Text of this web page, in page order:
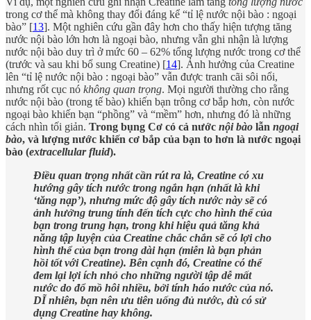
trong cơ thể mà không thay đổi đáng kể “tỉ lệ nước nội bào : ngoại
bào” [13]. Một nghiên cứu gần đây hơn cho thấy hiện tượng tăng
nước nội bào lớn hơn là ngoại bào, nhưng vẫn ghi nhận là lượng
nước nội bào duy trì ở mức 60 – 62% tổng lượng nước trong cơ thể
(trước và sau khi bổ sung Creatine) [14]. Ảnh hưởng của Creatine
lên “tỉ lệ nước nội bào : ngoại bào” vẫn được tranh cãi sôi nổi,
nhưng rốt cục nó không quan trọng. Mọi người thường cho rằng
nước nội bào (trong tế bào) khiến bạn trông cơ bắp hơn, còn nước
ngoại bào khiến bạn “phồng” và “mềm” hơn, nhưng đó là những
cách nhìn tối giản. Trong bụng Cơ có cả nước nội bào lẫn ngoại
bào, và lượng nước khiến cơ bắp của bạn to hơn là nước ngoại
bào (extracellular fluid).
Điều quan trọng nhất cần rút ra là, Creatine có xu
hướng gây tích nước trong ngắn hạn (nhất là khi
‘tăng nạp’), nhưng mức độ gây tích nước này sẽ có
ảnh hưởng trung tính đến tích cực cho hình thể của
bạn trong trung hạn, trong khi hiệu quả tăng khả
năng tập luyện của Creatine chắc chắn sẽ có lợi cho
hình thể của bạn trong dài hạn (miễn là bạn phản
hồi tốt với Creatine). Bên cạnh đó, Creatine có thể
đem lại lợi ích nhỏ cho những người tập dễ mất
nước do đổ mồ hôi nhiều, bởi tính háo nước của nó.
DĨ nhiên, bạn nên ưu tiên uống đủ nước, dù có sử
dụng Creatine hay không.